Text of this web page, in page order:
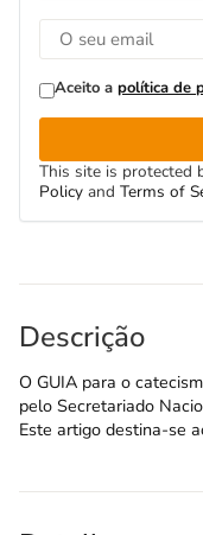
Aceito a política de
This site is protected
Policy and Terms of
Descrição
O GUIA para o
pelo Secretariado
Este artigo destina-se